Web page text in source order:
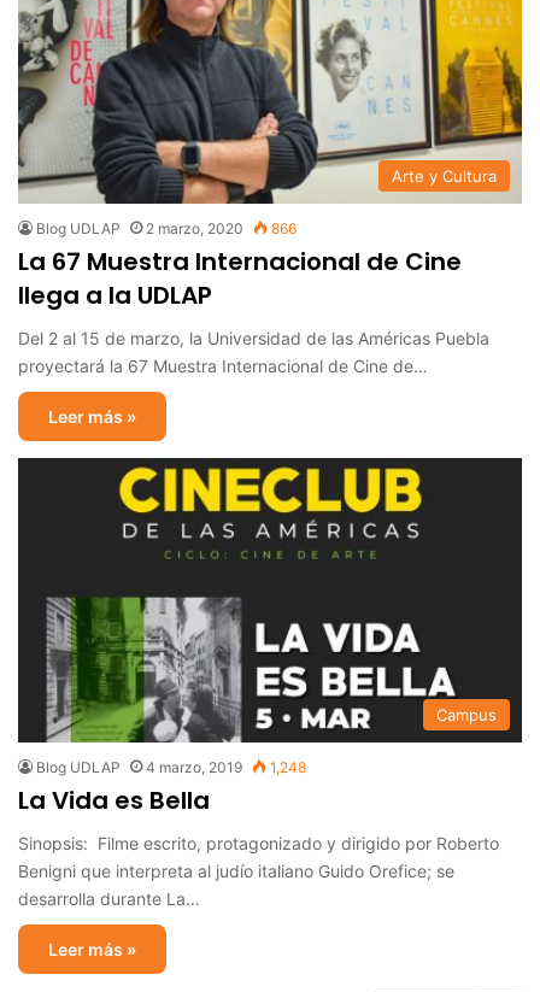
Arte y Cultura
Blog UDLAP 2 marzo, 2020 866
La 67 Muestra Internacional de Cine
llega a la UDLAP
Del 2 al 15 de marzo, la Universidad de las Américas Puebla
proyectará la 67 Muestra Internacional de Cine de…
Leer más »
Campus
Blog UDLAP 4 marzo, 2019 1,248
La Vida es Bella
Sinopsis: Filme escrito, protagonizado y dirigido por Roberto
Benigni que interpreta al judío italiano Guido Orefice; se
desarrolla durante La…
Leer más »